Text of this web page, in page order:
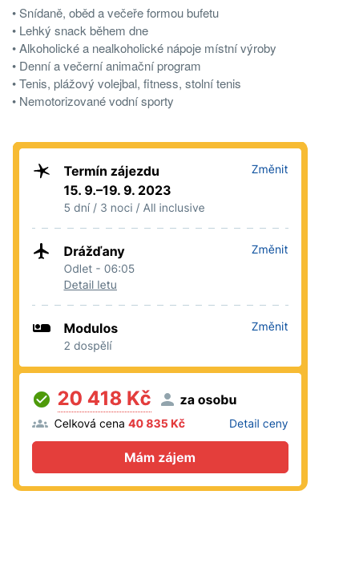
• Snídaně, oběd a večeře formou bufetu
• Lehký snack během dne
• Alkoholické a nealkoholické nápoje místní výroby
• Denní a večerní animační program
• Tenis, plážový volejbal, fitness, stolní tenis
• Nemotorizované vodní sporty